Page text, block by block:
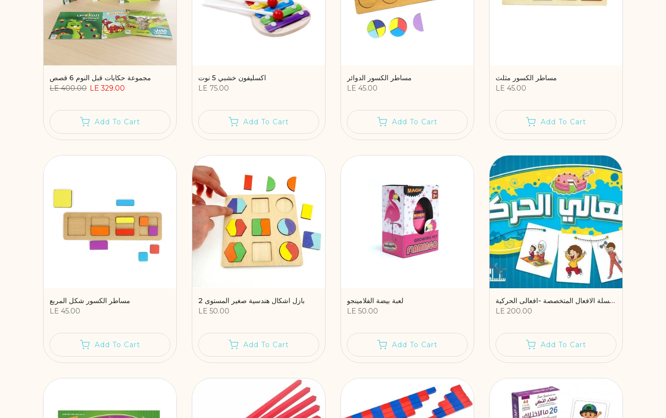
مجموعة حكايات قبل النوم 6 قصص
LE 400.00 LE 329.00
Add To Cart
اكسليفون خشبي 5 نوت
LE 75.00
Add To Cart
مساطر الكسور الدوائر
LE 45.00
Add To Cart
مساطر الكسور مثلث
LE 45.00
Add To Cart
مساطر الكسور شكل المربع
LE 45.00
Add To Cart
بازل اشكال هندسية صغير المستوى 2
LE 50.00
Add To Cart
لعبة بيضة الفلامينجو
LE 50.00
Add To Cart
سلسلة الافعال المتخصصة -افعالى الحركية
LE 200.00
Add To Cart